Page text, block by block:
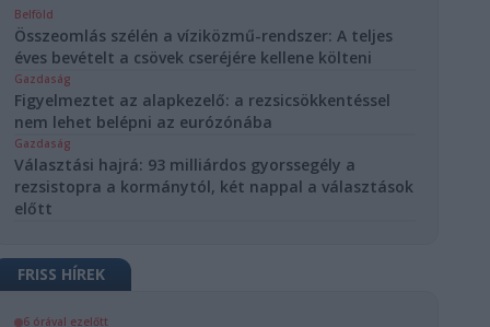
Belföld
Összeomlás szélén a víziközmű-rendszer: A teljes
éves bevételt a csövek cseréjére kellene költeni
Gazdaság
Figyelmeztet az alapkezelő: a rezsicsökkentéssel
nem lehet belépni az eurózónába
Gazdaság
Választási hajrá: 93 milliárdos gyorssegély a
rezsistopra a kormánytól, két nappal a választások
előtt
FRISS HÍREK
6 órával ezelőtt